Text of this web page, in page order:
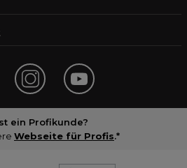
ein Profikunde?
Webseite für Profis.*